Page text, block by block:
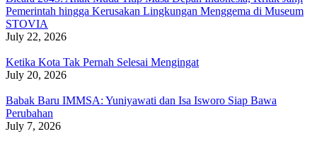
Pemerintah hingga Kerusakan Lingkungan Menggema di Museum
STOVIA
July 22, 2026
Ketika Kota Tak Pernah Selesai Mengingat
July 20, 2026
Babak Baru IMMSA: Yuniyawati dan Isa Isworo Siap Bawa
Perubahan
July 7, 2026